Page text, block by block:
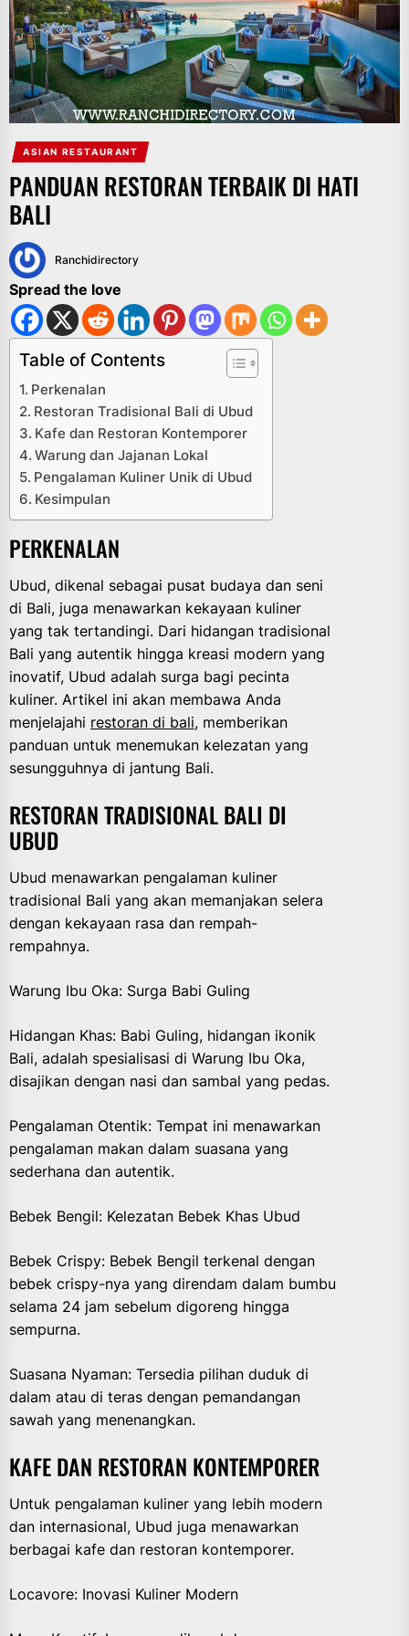
ASIAN RESTAURANT
PANDUAN RESTORAN TERBAIK DI HATI
BALI
Ranchidirectory
Spread the love
Table of Contents
Perkenalan
Restoran Tradisional Bali di Ubud
Kafe dan Restoran Kontemporer
Warung dan Jajanan Lokal
Pengalaman Kuliner Unik di Ubud
Kesimpulan
PERKENALAN
Ubud, dikenal sebagai pusat budaya dan seni
di Bali, juga menawarkan kekayaan kuliner
yang tak tertandingi. Dari hidangan tradisional
Bali yang autentik hingga kreasi modern yang
inovatif, Ubud adalah surga bagi pecinta
kuliner. Artikel ini akan membawa Anda
menjelajahi restoran di bali, memberikan
panduan untuk menemukan kelezatan yang
sesungguhnya di jantung Bali.
RESTORAN TRADISIONAL BALI DI
UBUD
Ubud menawarkan pengalaman kuliner
tradisional Bali yang akan memanjakan selera
dengan kekayaan rasa dan rempah-
rempahnya.
Warung Ibu Oka: Surga Babi Guling
Hidangan Khas: Babi Guling, hidangan ikonik
Bali, adalah spesialisasi di Warung Ibu Oka,
disajikan dengan nasi dan sambal yang pedas.
Pengalaman Otentik: Tempat ini menawarkan
pengalaman makan dalam suasana yang
sederhana dan autentik.
Bebek Bengil: Kelezatan Bebek Khas Ubud
Bebek Crispy: Bebek Bengil terkenal dengan
bebek crispy-nya yang direndam dalam bumbu
selama 24 jam sebelum digoreng hingga
sempurna.
Suasana Nyaman: Tersedia pilihan duduk di
dalam atau di teras dengan pemandangan
sawah yang menenangkan.
KAFE DAN RESTORAN KONTEMPORER
Untuk pengalaman kuliner yang lebih modern
dan internasional, Ubud juga menawarkan
berbagai kafe dan restoran kontemporer.
Locavore: Inovasi Kuliner Modern